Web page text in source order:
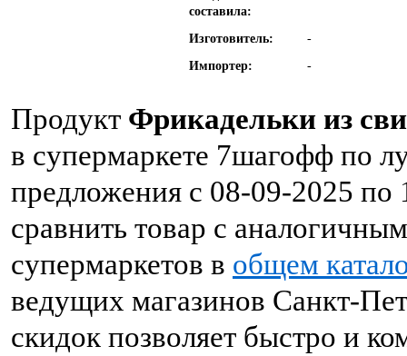
составила:
Изготовитель:
-
Импортер:
-
Продукт Фрикадельки из
в супермаркете 7шагофф по
предложения с 08-09-2025
сравнить товар с
супермаркетов в общем
ведущих магазинов Санкт-
скидок позволяет быстро и